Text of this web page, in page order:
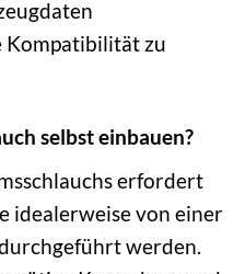
Kompatibilität zu
selbst einbauen?
erfordert
idealerweise von einer
werden.